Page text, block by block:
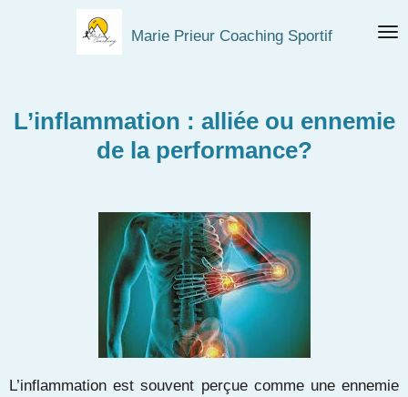
Marie Prieur Coaching Sportif
L’inflammation : alliée ou ennemie
de la performance?
L’inflammation est souvent perçue comme une ennemie